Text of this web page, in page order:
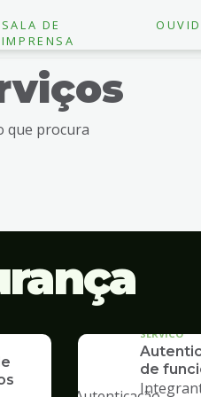
SALA DE
IMPRENSA
que procura
SERVICO
de